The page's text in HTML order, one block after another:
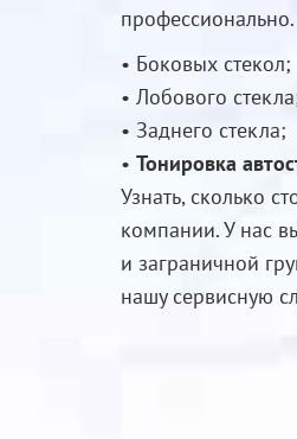
• Боковых стекол;
• Лобового
• Заднего стекла;
• Тонировка
Узнать, сколько
компании. У нас
и заграничной
нашу сервисную